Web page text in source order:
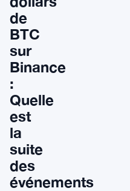
de
BTC
sur
Binance
:
Quelle
est
la
suite
des
événements